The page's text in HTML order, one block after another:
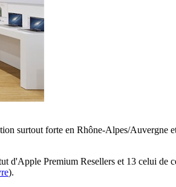
surtout forte en Rhône-Alpes/Auvergne
d'Apple Premium Resellers et 13 celui de
).